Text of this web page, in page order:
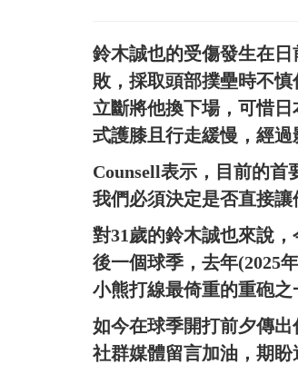
鈴木誠也的受傷發生在
敗，採取頭部撲壘時不
立斷將他換下場，可惜
式護膝且行走緩慢，經過
Counsell表示，目前的首
我們必須決定是否直接讓
對31歲的鈴木誠也來說
後一個球季，去年(2025
小熊打線最倚重的重砲之
如今在球季開打前夕傳
社群媒體留言加油，期盼